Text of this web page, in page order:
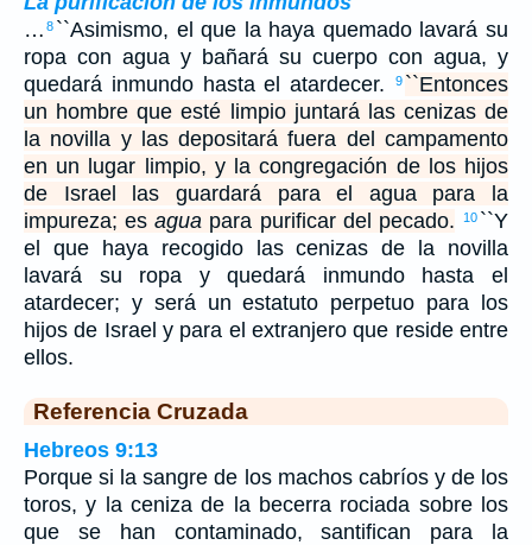
… 8 ``Asimismo, el que la haya quemado lavará su
ropa con agua y bañará su cuerpo con agua, y
quedará inmundo hasta el atardecer.
9 ``Entonces
un hombre que esté limpio juntará las cenizas de
la novilla y las depositará fuera del campamento
en un lugar limpio, y la congregación de los hijos
de Israel las guardará para el agua para la
impureza; esagua para purificar del pecado. 10 ``Y
el que haya recogido las cenizas de la novilla
lavará su ropa y quedará inmundo hasta el
atardecer; y será un estatuto perpetuo para los
hijos de Israel y para el extranjero que reside entre
ellos.
Referencia Cruzada
Hebreos 9:13
Porque si la sangre de los machos cabríos y de los
toros, y la ceniza de la becerra rociada sobre los
que se han contaminado, santifican para la